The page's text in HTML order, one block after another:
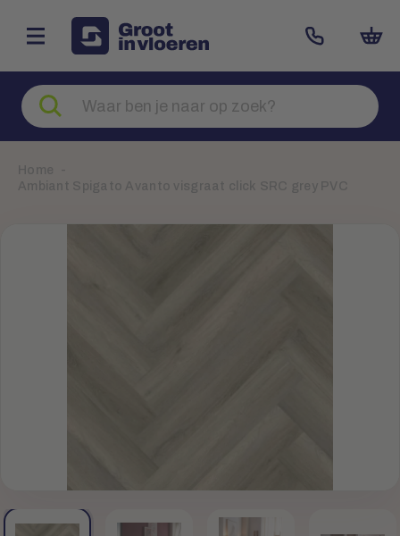
Zoeken
naar
producten
Home
Ambiant Spigato Avanto visgraat click SRC grey PVC